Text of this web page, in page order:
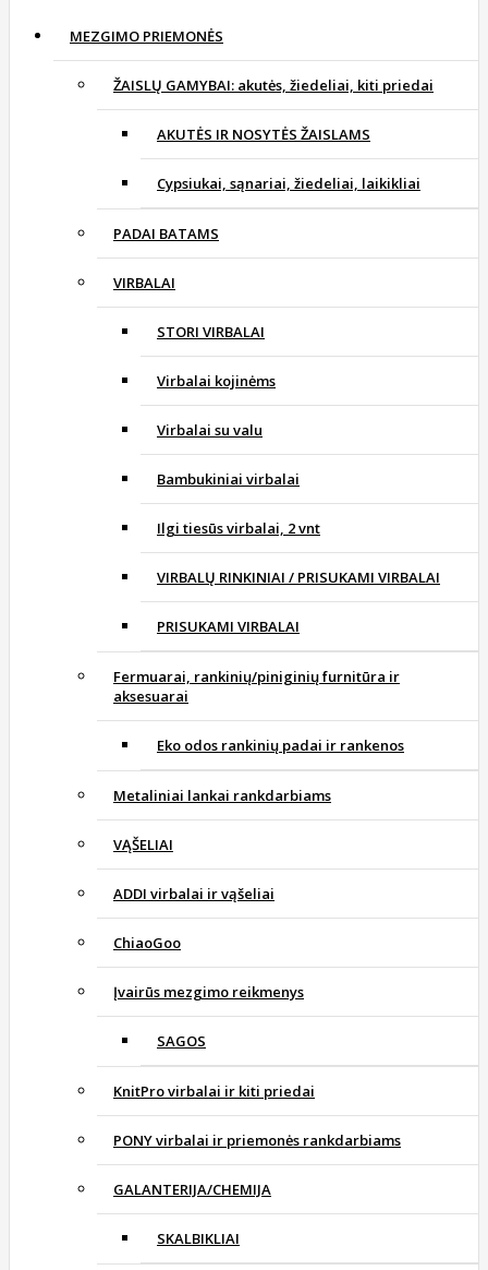
MEZGIMO PRIEMONĖS
ŽAISLŲ GAMYBAI: akutės, žiedeliai, kiti priedai
AKUTĖS IR NOSYTĖS ŽAISLAMS
Cypsiukai, sąnariai, žiedeliai, laikikliai
PADAI BATAMS
VIRBALAI
STORI VIRBALAI
Virbalai kojinėms
Virbalai su valu
Bambukiniai virbalai
Ilgi tiesūs virbalai, 2 vnt
VIRBALŲ RINKINIAI / PRISUKAMI VIRBALAI
PRISUKAMI VIRBALAI
Fermuarai, rankinių/piniginių furnitūra ir
aksesuarai
Eko odos rankinių padai ir rankenos
Metaliniai lankai rankdarbiams
VĄŠELIAI
ADDI virbalai ir vąšeliai
ChiaoGoo
Įvairūs mezgimo reikmenys
SAGOS
KnitPro virbalai ir kiti priedai
PONY virbalai ir priemonės rankdarbiams
GALANTERIJA/CHEMIJA
SKALBIKLIAI